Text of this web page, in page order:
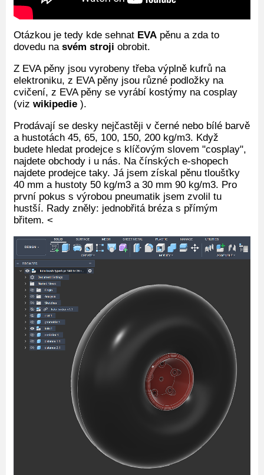
Otázkou je tedy kde sehnat EVA pěnu a zda to
dovedu na svém stroji obrobit.
Z EVA pěny jsou vyrobeny třeba výplně kufrů na
elektroniku, z EVA pěny jsou různé podložky na
cvičení, z EVA pěny se vyrábí kostýmy na cosplay
(viz wikipedie ).
Prodávají se desky nejčastěji v černé nebo bílé barvě
a hustotách 45, 65, 100, 150, 200 kg/m3. Když
budete hledat prodejce s klíčovým slovem "cosplay",
najdete obchody i u nás. Na čínských e-shopech
najdete prodejce taky. Já jsem získal pěnu tloušťky
40 mm a hustoty 50 kg/m3 a 30 mm 90 kg/m3. Pro
první pokus s výrobou pneumatik jsem zvolil tu
hustší. Rady zněly: jednobřitá bréza s přímým
břitem. <